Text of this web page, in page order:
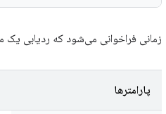
زمانی فراخوانی می‌شود که ردیابی یک
پارامترها